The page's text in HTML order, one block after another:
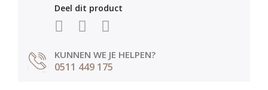
Deel dit product
KUNNEN WE JE HELPEN?
0511 449 175